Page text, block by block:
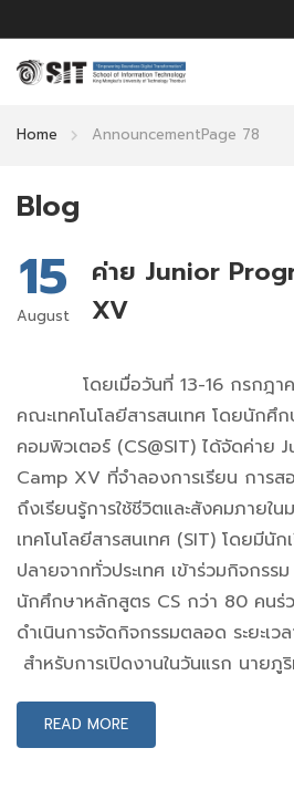
Home AnnouncementPage 78
Blog
15
August
ค่าย Junior
XV
โดยเมื่อวันที่ 13-16 กรกฎาค
คณะเทคโนโลยีสารสนเทศ โดยนักศึ
คอมพิวเตอร์ (CS@SIT) ได้จัดค่าย
Camp XV ที่จำลองการเรียน การ
ถึงเรียนรู้การใช้ชีวิตและสังคมภายใ
เทคโนโลยีสารสนเทศ (SIT) โดยมีนั
ปลายจากทั่วประเทศ เข้าร่วมกิจกร
นักศึกษาหลักสูตร CS กว่า 80 คนร่
ดำเนินการจัดกิจกรรมตลอด ระยะ
สำหรับการเปิดงานในวันแรก นายภู
READ MORE